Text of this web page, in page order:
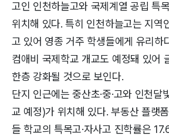
고인 인천하늘고와 국제계열 공립 특
위치해 있다. 특히 인천하늘고는 지역
고 있어 영종 거주 학생들에게 유리하
컴애비 국제학교 개교도 예정돼 있어
한층 강화될 것으로 보인다.
단지 인근에는 중산초·중·고와 인천
교 예정)가 위치해 있다. 부동산 플랫
들 학교의 특목고·자사고 진학률은